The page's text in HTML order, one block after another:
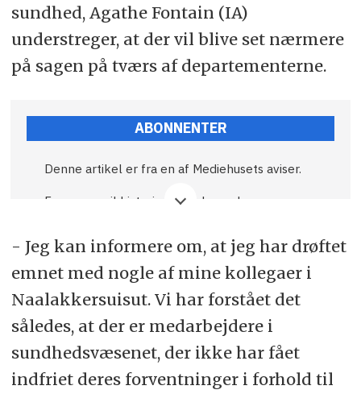
sundhed, Agathe Fontain (IA)
understreger, at der vil blive set nærmere
på sagen på tværs af departementerne.
ABONNENTER
Denne artikel er fra en af Mediehusets aviser.
Fremover vil historier som denne kræve
God læselyst, og god fornøjelse.
- Jeg kan informere om, at jeg har drøftet
emnet med nogle af mine kollegaer i
Naalakkersuisut. Vi har forstået det
således, at der er medarbejdere i
sundhedsvæsenet, der ikke har fået
indfriet deres forventninger i forhold til